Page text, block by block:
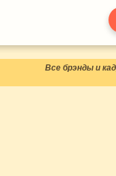
Все брэнды и